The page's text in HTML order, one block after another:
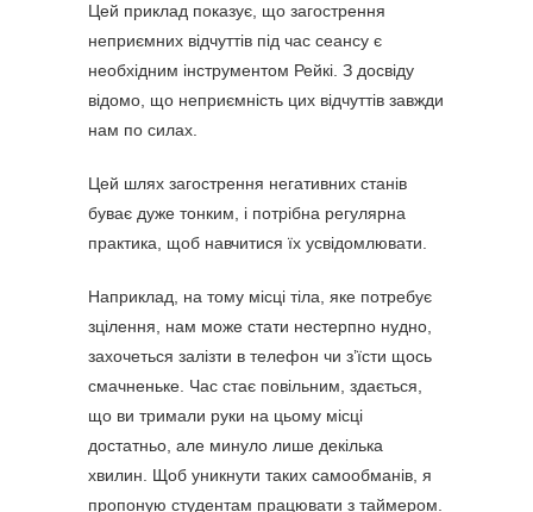
Цей приклад показує, що загострення
неприємних відчуттів під час сеансу є
необхідним інструментом Рейкі. З досвіду
відомо, що неприємність цих відчуттів завжди
нам по силах.
Цей шлях загострення негативних станів
буває дуже тонким, і потрібна регулярна
практика, щоб навчитися їх усвідомлювати.
Наприклад, на тому місці тіла, яке потребує
зцілення, нам може стати нестерпно нудно,
захочеться залізти в телефон чи з’їсти щось
смачненьке. Час стає повільним, здається,
що ви тримали руки на цьому місці
достатньо, але минуло лише декілька
хвилин. Щоб уникнути таких самообманів, я
пропоную студентам працювати з таймером.